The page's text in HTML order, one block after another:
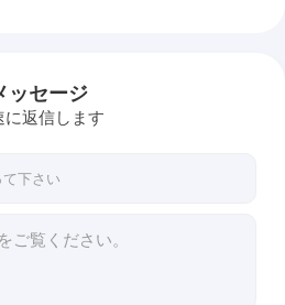
の保護フィルムの覆いのビニールの気泡
ル印刷物車の覆いのビニールの気泡
印刷物車の覆いのビニール ロール代理の印刷できるビニールの三角形
ルのデジタル印刷物車の覆い85mic 105micの厚さ
ッセージ
に返信します